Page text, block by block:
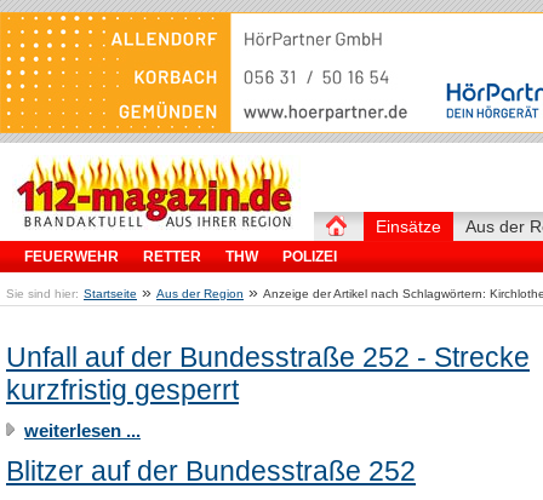
Einsätze
FEUERWEHR RETTER THW POLIZEI
Aus der
Sie sind hier: Startseite » Aus der Region » Anzeige der Artikel nach Schlagwörtern:
Unfall auf der Bundesstraße 252 - Strecke
kurzfristig gesperrt
weiterlesen ...
Blitzer auf der Bundesstraße 252